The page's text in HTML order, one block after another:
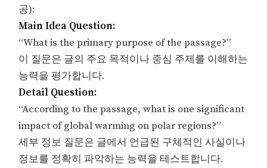
공):
Main Idea Question:
“What is the primary purpose of the passage?”
이 질문은 글의 주요 목적이나 중심 주제를 이해하는
능력을 평가합니다.
Detail Question:
“According to the passage, what is one significant
impact of global warming on polar regions?”
세부 정보 질문은 글에서 언급된 구체적인 사실이나
정보를 정확히 파악하는 능력을 테스트합니다.